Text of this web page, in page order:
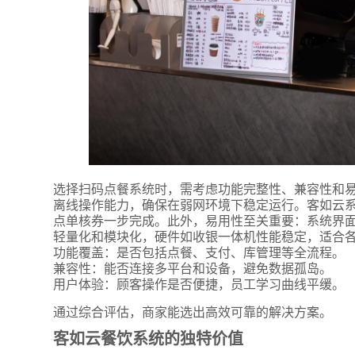
选择扫码点餐系统时，需考虑功能完整性、兼容性
离线操作能力，确保在弱网环境下稳定运行。客如
点单核券一步完成。此外，易用性至关重要：系统
轻量化和模块化，硬件如收银一体机性能稳定，适合
功能覆盖：是否包括点餐、支付、库管理等全流程。
兼容性：能否连接多平台和设备，避免数据孤岛。
用户体验：顾客操作是否便捷，员工学习曲线平缓。
通过综合评估，商家能选出高效可靠的解决方案。
客如云餐饮系统的独特价值